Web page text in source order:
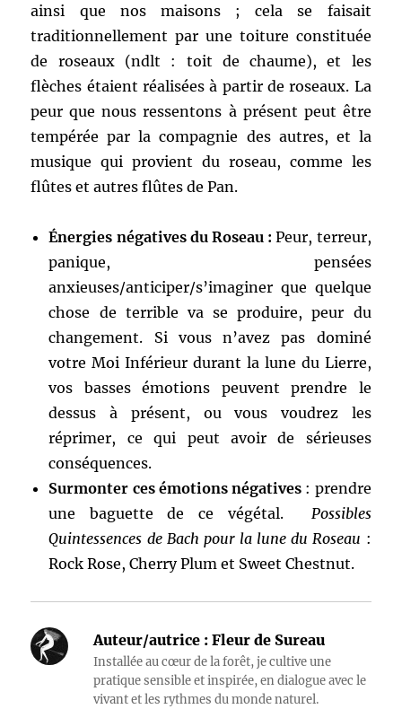
ainsi que nos maisons ; cela se faisait
traditionnellement par une toiture constituée
de roseaux (ndlt : toit de chaume), et les
flèches étaient réalisées à partir de roseaux. La
peur que nous ressentons à présent peut être
tempérée par la compagnie des autres, et la
musique qui provient du roseau, comme les
flûtes et autres flûtes de Pan.
Énergies négatives du Roseau : Peur, terreur,
panique, pensées
anxieuses/anticiper/s’imaginer que quelque
chose de terrible va se produire, peur du
changement. Si vous n’avez pas dominé
votre Moi Inférieur durant la lune du Lierre,
vos basses émotions peuvent prendre le
dessus à présent, ou vous voudrez les
réprimer, ce qui peut avoir de sérieuses
conséquences.
Surmonter ces émotions négatives : prendre
une baguette de ce végétal. Possibles
Quintessences de Bach pour la lune du Roseau :
Rock Rose, Cherry Plum et Sweet Chestnut.
Auteur/autrice : Fleur de Sureau
Installée au cœur de la forêt, je cultive une
pratique sensible et inspirée, en dialogue avec le
vivant et les rythmes du monde naturel.